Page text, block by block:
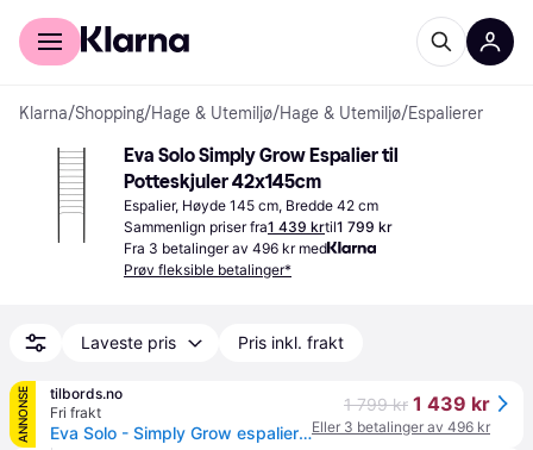
For kunder
Klarna/Shopping/Hage & Utemiljø/Hage & Utemiljø/Espalierer
Eva Solo Simply Grow Espalier til
Potteskjuler 42x145cm
Espalier, Høyde 145 cm, Bredde 42 cm
Sammenlign priser fra1 439 krtil1 799 kr
Fra 3 betalinger av 496 kr med
Prøv fleksible betalinger*
Laveste pris Pris inkl. frakt
ANNONSE
tilbords.no
Fri frakt
Eva Solo - Simply Grow espalier til ytterpotte svart
1 799 kr 1 439 kr
Eller 3 betalinger av 496 kr